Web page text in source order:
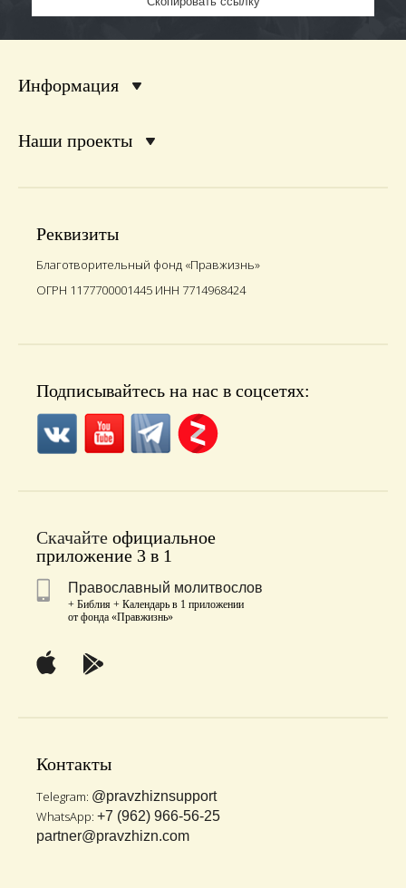
Информация
Наши проекты
Реквизиты
Благотворительный фонд «Правжизнь»
ОГРН 1177700001445 ИНН 7714968424
Подписывайтесь на нас в соцсетях:
Скачайте официальное
приложение 3 в 1
Православный молитвослов
+ Библия + Календарь в 1 приложении
от фонда «Правжизнь»
Контакты
Telegram: @pravzhiznsupport
WhatsApp: +7 (962) 966-56-25
partner@pravzhizn.com